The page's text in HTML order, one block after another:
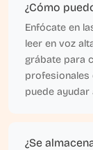
¿Cómo
Enfócate en
leer en voz
grábate para
profesionales
puede
¿Se